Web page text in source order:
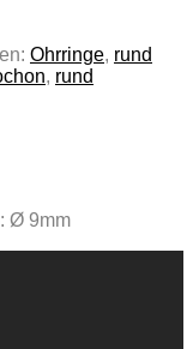
Ohrringe, rund
, rund
Ø 9mm